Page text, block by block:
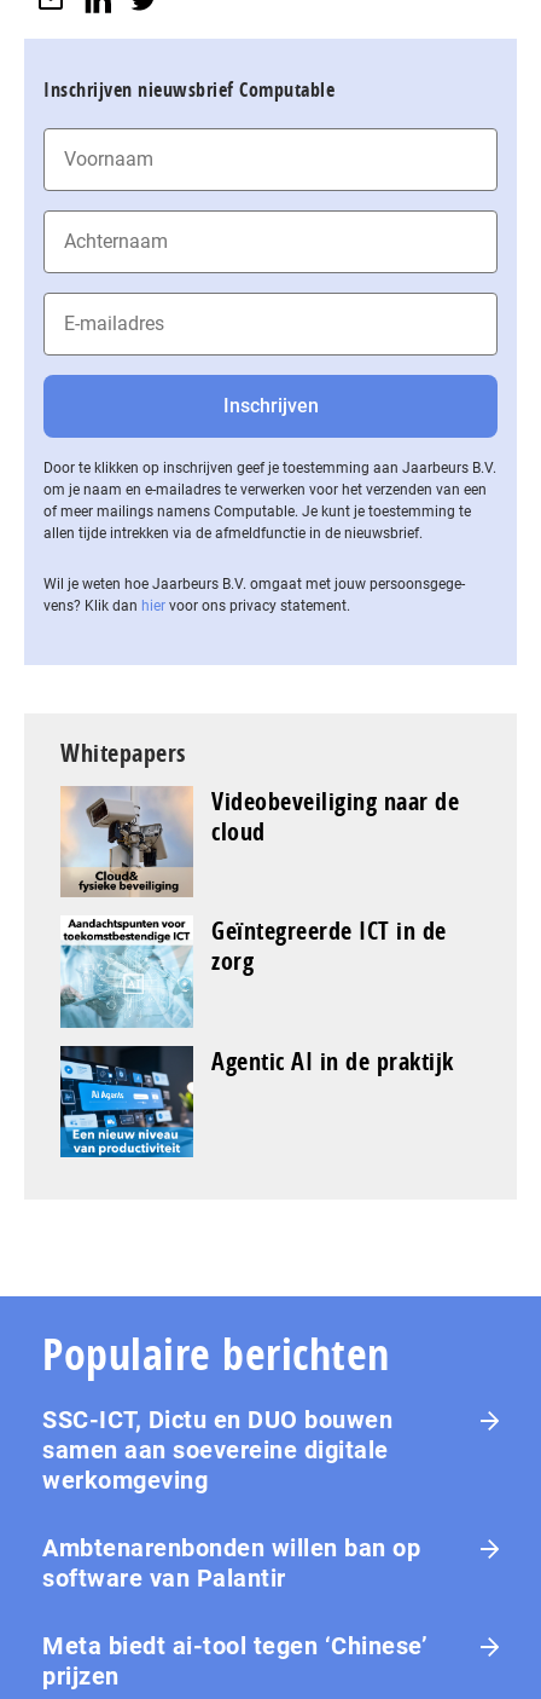
Inschrijven nieuwsbrief Computable
Door te klikken op inschrijven geef je toestemming aan Jaarbeurs B.V.
om je naam en e-mailadres te verwerken voor het verzenden van een
of meer mailings namens Computable. Je kunt je toestemming te
allen tijde intrekken via de af­meld­func­tie in de nieuwsbrief.
Wil je weten hoe Jaarbeurs B.V. omgaat met jouw per­soons­ge­ge­
vens? Klik dan hier voor ons privacy statement.
Whitepapers
Videobeveiliging naar de
cloud
Geïntegreerde ICT in de
zorg
Agentic AI in de praktijk
Populaire berichten
SSC-ICT, Dictu en DUO bouwen
samen aan soevereine digitale
werkomgeving
Ambtenarenbonden willen ban op
software van Palantir
Meta biedt ai-tool tegen ‘Chinese’
prijzen